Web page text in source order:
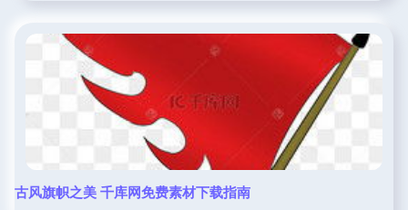
古风旗帜之美 千库网免费素材下载指南